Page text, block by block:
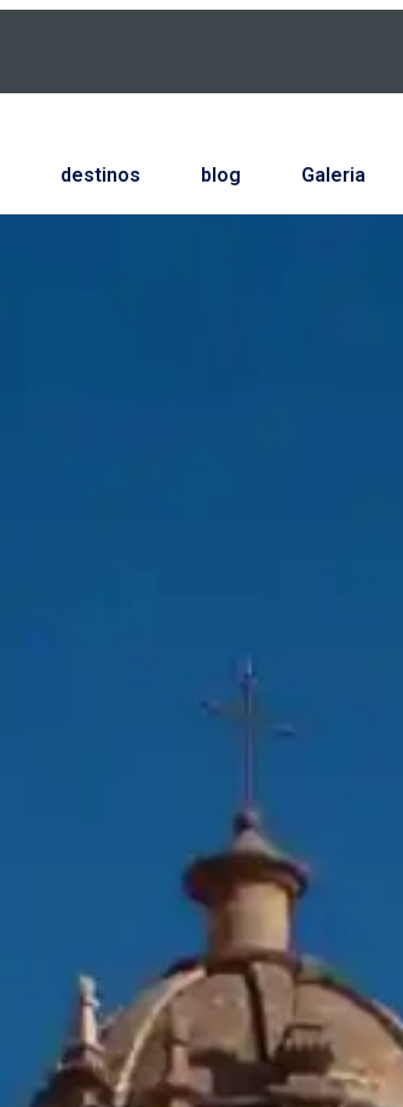
destinos blog Galeria